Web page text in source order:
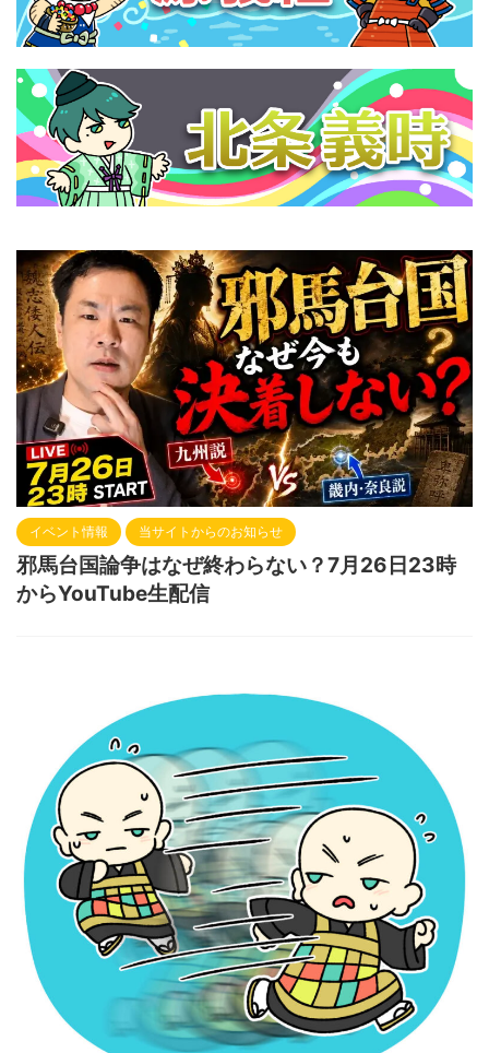
イベント情報 当サイトからのお知らせ
邪馬台国論争はなぜ終わらない？7月26日23時
からYouTube生配信